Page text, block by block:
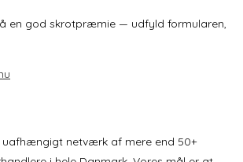
en god skrotpræmie — udfyld formularen,
uafhængigt netværk af mere end 50+